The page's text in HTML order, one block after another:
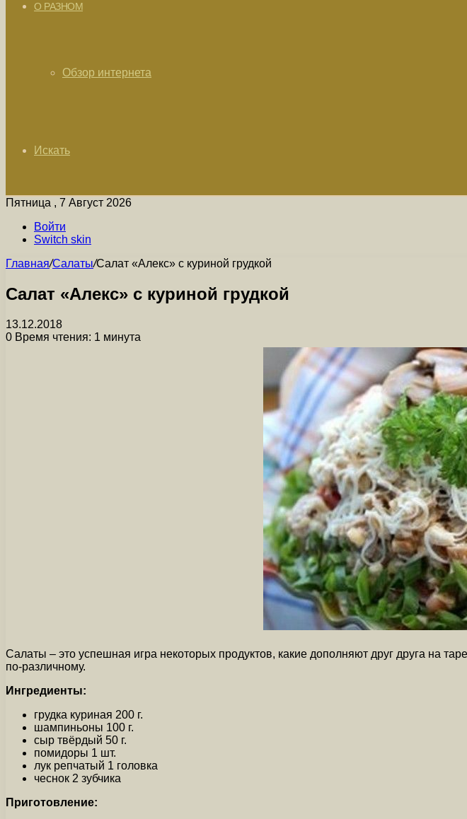
О РАЗНОМ
Обзор интернета
Искать
Пятница , 7 Август 2026
Войти
Switch skin
Главная/Салаты/Салат «Алекс» с куриной грудкой
Салат «Алекс» с куриной грудкой
13.12.2018
0 Время чтения: 1 минута
Салаты – это успешная игра некоторых продуктов, какие дополняют друг друга на
по-различному.
Ингредиенты:
грудка куриная 200 г.
шампиньоны 100 г.
сыр твёрдый 50 г.
помидоры 1 шт.
лук репчатый 1 головка
чеснок 2 зубчика
Приготовление: